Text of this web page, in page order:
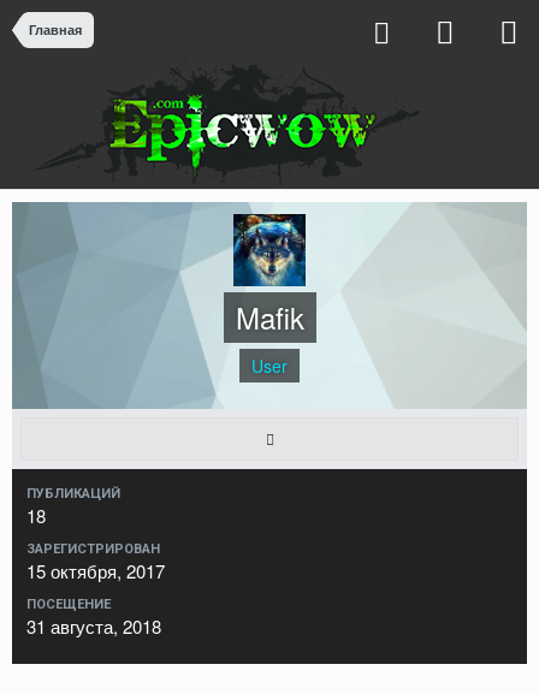
Главная
Mafik
User
ПУБЛИКАЦИЙ
18
ЗАРЕГИСТРИРОВАН
15 октября, 2017
ПОСЕЩЕНИЕ
31 августа, 2018